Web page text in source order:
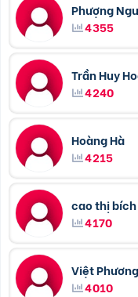
Phượng
4355
Trần Huy
4240
Hoàng Hà
4215
cao thị
4170
Việt Phương
4010